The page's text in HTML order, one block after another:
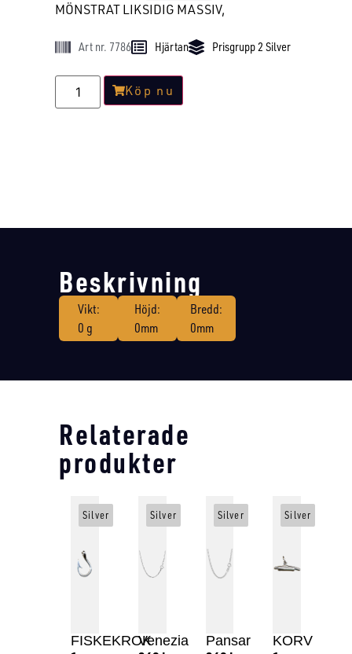
MÖNSTRAT LIKSIDIG MASSIV,
Art nr. 7786 Hjärtan Prisgrupp 2 Silver
Köp nu
Beskrivning
Vikt:
0 g
Höjd:
0mm
Bredd:
0mm
Relaterade
produkter
FISKEKROK
Silver
Venezia
Silver
Pansar
Silver
KORV
Silver